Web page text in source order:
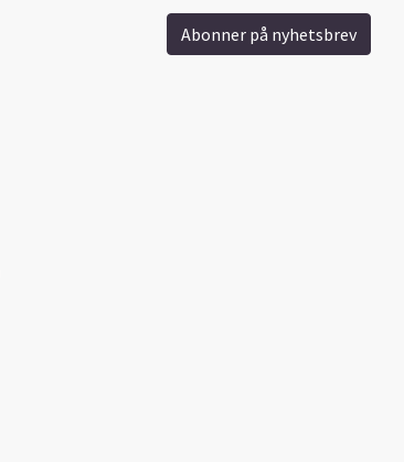
Abonner på nyhetsbrev